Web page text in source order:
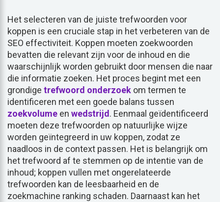
Het selecteren van de juiste trefwoorden voor
koppen is een cruciale stap in het verbeteren van de
SEO effectiviteit. Koppen moeten zoekwoorden
bevatten die relevant zijn voor de inhoud en die
waarschijnlijk worden gebruikt door mensen die naar
die informatie zoeken. Het proces begint met een
grondige trefwoord onderzoek om termen te
identificeren met een goede balans tussen
zoekvolume en wedstrijd. Eenmaal geïdentificeerd
moeten deze trefwoorden op natuurlijke wijze
worden geïntegreerd in uw koppen, zodat ze
naadloos in de context passen. Het is belangrijk om
het trefwoord af te stemmen op de intentie van de
inhoud; koppen vullen met ongerelateerde
trefwoorden kan de leesbaarheid en de
zoekmachine ranking schaden. Daarnaast kan het